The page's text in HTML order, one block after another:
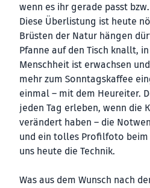
wenn es ihr gerade passt
Diese Überlistung ist heute
Brüsten der Natur hängen
Pfanne auf den Tisch knallt,
Menschheit ist erwachsen
mehr zum Sonntagskaffee
einmal – mit dem Heureiter.
jeden Tag erleben, wenn die
verändert haben – die
und ein tolles Profilfoto beim
uns heute die Technik.
Was aus dem Wunsch nach